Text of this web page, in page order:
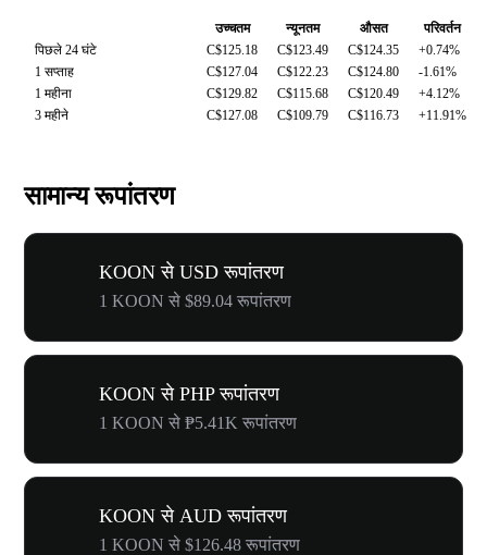
उच्चतम न्यूनतम औसत
परिवर्तन
पिछले 24 घंटे
C$125.18 C$123.49 C$124.35
+0.74%
1 सप्ताह
C$127.04 C$122.23 C$124.80
-1.61%
1 महीना
C$129.82 C$115.68 C$120.49
+4.12%
3 महीने
C$127.08 C$109.79 C$116.73 +11.91%
सामान्य रूपांतरण
KOON से USD रूपांतरण
1 KOON से $89.04 रूपांतरण
KOON से PHP रूपांतरण
1 KOON से ₱5.41K रूपांतरण
KOON से AUD रूपांतरण
1 KOON से $126.48 रूपांतरण